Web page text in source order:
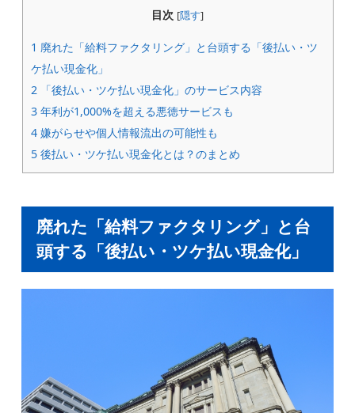
目次 [隠す]
1 廃れた「給料ファクタリング」と台頭する「後払い・ツ
ケ払い現金化」
2 「後払い・ツケ払い現金化」のサービス内容
3年利が1,000%を超える悪徳サービスも
4嫌がらせや個人情報流出の可能性も
5後払い・ツケ払い現金化とは？のまとめ
廃れた「給料ファクタリング」と台
頭する「後払い・ツケ払い現金化」